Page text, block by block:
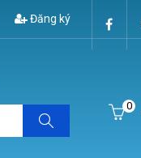
Đăng ký
0